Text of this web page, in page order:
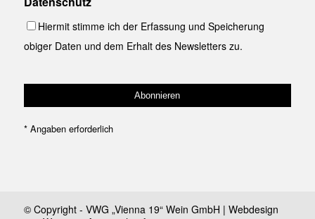
Hiermit stimme ich der Erfassung und Speicherung
obiger Daten und dem Erhalt des Newsletters zu.
*Angaben erforderlich
© Copyright - VWG „Vienna 19“ Wein GmbH | Webdesign